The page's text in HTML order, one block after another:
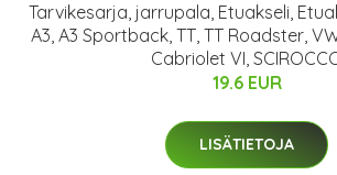
Tarvikesarja, jarrupala, Etuakseli,
A3, A3 Sportback, TT, TT Roadster,
Cabriolet VI,
19.6 EUR
LISÄTIETOJA